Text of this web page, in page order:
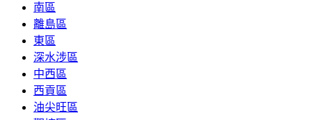
南區
離島區
東區
深水涉區
中西區
西貢區
油尖旺區